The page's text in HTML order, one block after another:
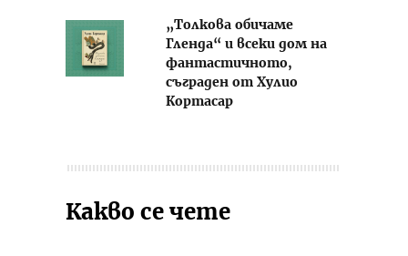
„Толкова обичаме
Гленда“ и всеки дом на
фантастичното,
съграден от Хулио
Кортасар
Какво се чете